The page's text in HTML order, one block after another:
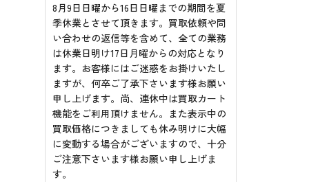
8月9日日曜から16日日曜までの期間を夏
季休業とさせて頂きます。買取依頼や問
い合わせの返信等を含めて、全ての業務
は休業日明け17日月曜からの対応となり
ます。お客様にはご迷惑をお掛けいたし
ますが、何卒ご了承下さいます様お願い
申し上げます。尚、連休中は買取カート
機能をご利用頂けません。また表示中の
買取価格につきましても休み明けに大幅
に変動する場合がございますので、十分
ご注意下さいます様お願い申し上げま
す。